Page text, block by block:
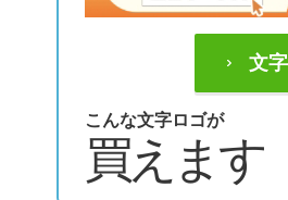
文
こんな文字ロゴが
買えます